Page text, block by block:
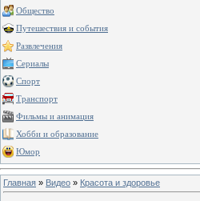
Общество
Путешествия и события
Развлечения
Сериалы
Спорт
Транспорт
Фильмы и анимация
Хобби и образование
Юмор
Главная » Видео » Красота и здоровье